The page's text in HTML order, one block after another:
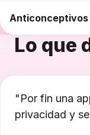
Anticonceptivos
Lo que
"Por fin una
privacidad y